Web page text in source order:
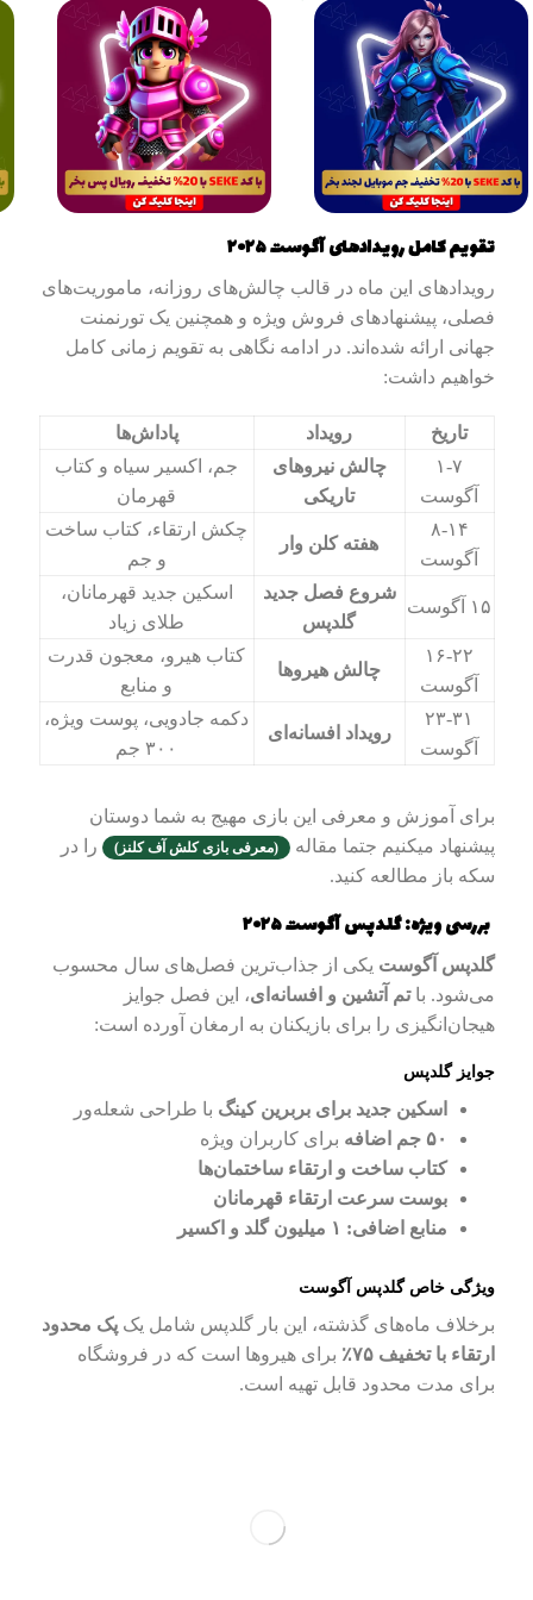
تقویم کامل رویدادهای آگوست ۲۰۲۵
رویدادهای این ماه در قالب چالش‌های روزانه، ماموریت‌های
فصلی، پیشنهادهای فروش ویژه و همچنین یک تورنمنت
جهانی ارائه شده‌اند. در ادامه نگاهی به تقویم زمانی کامل
خواهیم داشت:
تاریخ رویداد
پاداش‌ها
۱-۷
آگوست
چالش نیروهای
تاریکی
جم، اکسیر سیاه و کتاب
قهرمان
۸-۱۴
آگوست
هفته کلن وار
چکش ارتقاء، کتاب ساخت
و جم
۱۵ آگوست
شروع فصل جدید
گلدپس
اسکین جدید قهرمانان،
طلای زیاد
۱۶-۲۲
آگوست
چالش هیروها
کتاب هیرو، معجون قدرت
و منابع
۲۳-۳۱
آگوست
رویداد افسانه‌ای
دکمه جادویی، پوست ویژه،
۳۰۰ جم
برای آموزش و معرفی این بازی مهیج به شما دوستان
پیشنهاد میکنیم جتما مقاله
(معرفی بازی کلش آف کلنز)
را در
سکه باز مطالعه کنید.
بررسی ویژه: گلدپس آگوست ۲۰۲۵
گلدپس آگوست یکی از جذاب‌ترین فصل‌های سال محسوب
می‌شود. باتم آتشین و افسانه‌ای، این فصل جوایز
هیجان‌انگیزی را برای بازیکنان به ارمغان آورده است:
جوایز گلدپس
اسکین جدید برای بربرین کینگ با طراحی شعله‌ور
۵۰ جم اضافه
برای کاربران ویژه
کتاب ساخت و ارتقاء ساختمان‌ها
بوست سرعت ارتقاء قهرمانان
منابع اضافی: ۱ میلیون گلد و اکسیر
ویژگی خاص گلدپس آگوست
برخلاف ماه‌های گذشته، این بار گلدپس شامل یکپک محدود
ارتقاء با تخفیف ۷۵٪
برای هیروها است که در فروشگاه
برای مدت محدود قابل تهیه است.